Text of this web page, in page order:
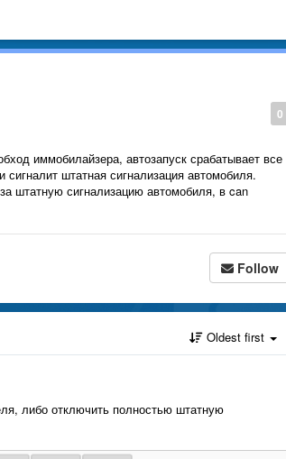
0
иммобилайзера, автозапуск срабатывает все
штатная сигнализация автомобиля.
штатную сигнализацию автомобиля, в can
Follow
Oldest first
либо отключить полностью штатную